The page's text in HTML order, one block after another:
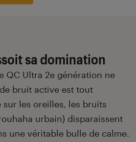
sa domination
QC Ultra 2e génération ne
bruit active est tout
les oreilles, les bruits
urbain) disparaissent
une véritable bulle de calme.